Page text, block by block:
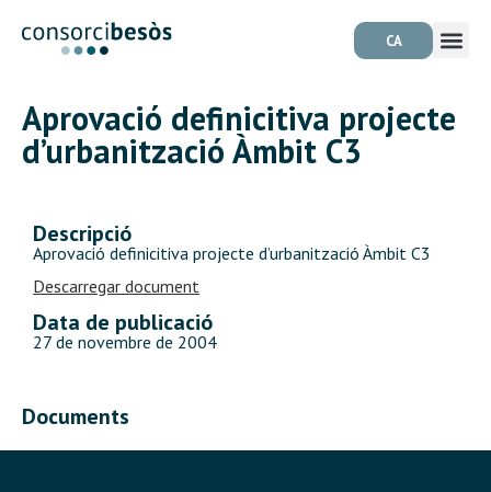
CA
Aprovació definicitiva projecte
d’urbanització Àmbit C3
Descripció
Aprovació definicitiva projecte d’urbanització Àmbit C3
Descarregar document
Data de publicació
27 de novembre de 2004
Documents